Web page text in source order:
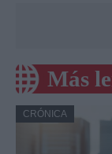
Más
CRÓNICA